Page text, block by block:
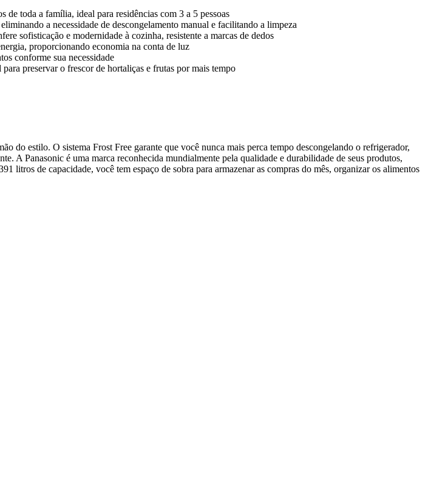
de toda a família, ideal para residências com 3 a 5 pessoas
a necessidade de descongelamento manual e facilitando a limpeza
sofisticação e modernidade à cozinha, resistente a marcas de dedos
proporcionando economia na conta de luz
conforme sua necessidade
preservar o frescor de hortaliças e frutas por mais tempo
do estilo. O sistema Frost Free garante que você nunca mais perca tempo descongelando o refrigerador,
A Panasonic é uma marca reconhecida mundialmente pela qualidade e durabilidade de seus produtos,
litros de capacidade, você tem espaço de sobra para armazenar as compras do mês, organizar os alimentos